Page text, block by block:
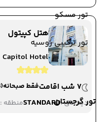
تور مسکو
تور ترکیبی روسیه
تور گرجستان
هتل کپیتول
Capitol Hotel
7 شب اقامت
فقط صبحانه(BB)
دید اتاق :STANDARDمنطقه :